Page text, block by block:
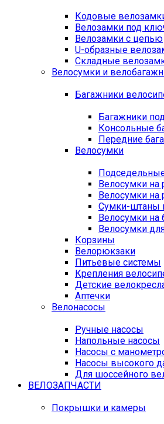
Кодовые
Велозамки под
Велозамки с цепью
U-образные
Складные
Велосумки и
Багажники
Багажники
Консольные
Передние
Велосумки
Велосумки на
Велосумки на
Сумки-штаны
Велосумки на
Велосумки
Корзины
Велорюкзаки
Питьевые системы
Крепления
Детские
Аптечки
Велонасосы
Ручные насосы
Напольные насосы
Насосы с
Насосы высокого
Для шоссейного
ВЕЛОЗАПЧАСТИ
Покрышки и камеры